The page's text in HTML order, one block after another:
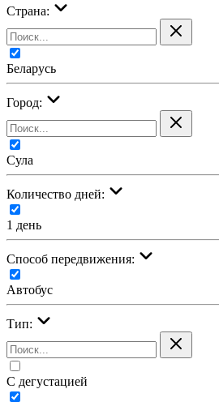
Страна:
Беларусь
Город:
Сула
Количество дней:
1 день
Cпособ передвижения:
Автобус
Тип:
С дегустацией